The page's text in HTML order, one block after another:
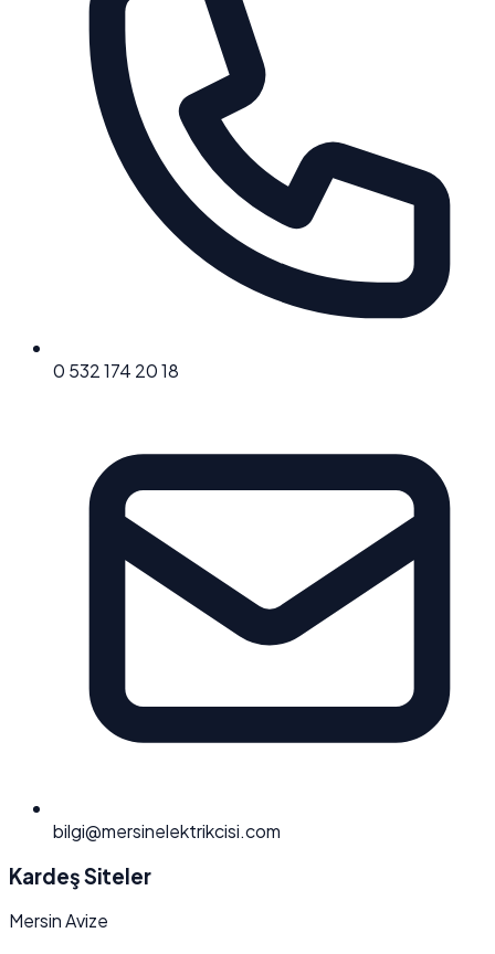
0 532 174 20 18
bilgi@mersinelektrikcisi.com
Kardeş Siteler
Mersin Avize